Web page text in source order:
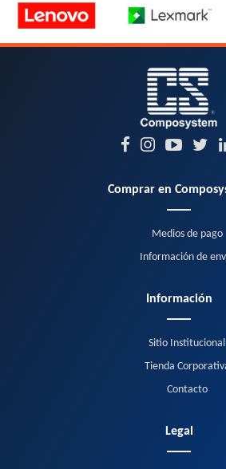
Comprar en
Medios de pago
Información de
Información
Sitio Institucional
Tienda
Contacto
Legal